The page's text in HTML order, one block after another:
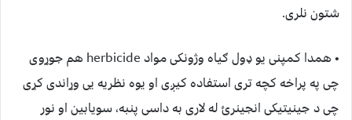
شتون نلری.
• همدا کمپنی یو ډول ګیاه وژونکی مواد herbicide هم جوړوی
چی په پراخه کچه تری استفاده کیږی او یوه نظریه یی وړاندی کړی
چی د جینیتیکی انجینرئ له لاری به داسی پنبه، سویابین او نور